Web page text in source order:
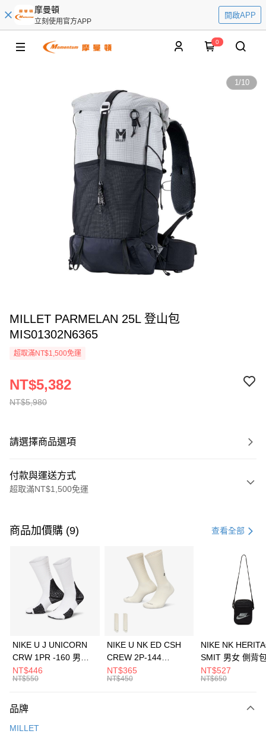
摩曼頓
立刻使用官方APP
開啟APP
0
1/10
MILLET PARMELAN 25L 登山包
MIS01302N6365
超取滿NT$1,500免運
NT$5,980
NT$5,382
請選擇商品選項
付款與運送方式
超取滿NT$1,500免運
信用卡一次付款
3 期 0 利率 每期 21家銀行
合作金庫商業銀行
第一商業銀行
華南商業銀行
彰化商業銀行
上海商業儲蓄銀行
元大商業銀行
台灣樂天信用卡公司
Apple Pay
全盈+PAY
AFTEE先享後付
【關於「AFTEE先享後付」】
便利好安心！
運送方式
商品加價購 (9) 查看全部
NIKE U J UNICORN
CRW 1PR -160 男女
中統襪 FZ3393100
NT$446
NT$550
NIKE U NK ED CSH
CREW 2P-144
EMBRDY 男女 短統襪
FZ3073133
NT$365
NT$450
NIKE NK
SMIT 男女 側背
BA5871010
NT$527
NT$650
品牌
MILLET